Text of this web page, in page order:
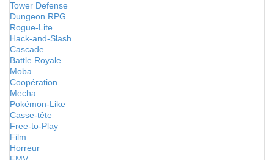
Tower Defense
Dungeon RPG
Rogue-Lite
Hack-and-Slash
Cascade
Battle Royale
Moba
Coopération
Mecha
Pokémon-Like
Casse-tête
Free-to-Play
Film
Horreur